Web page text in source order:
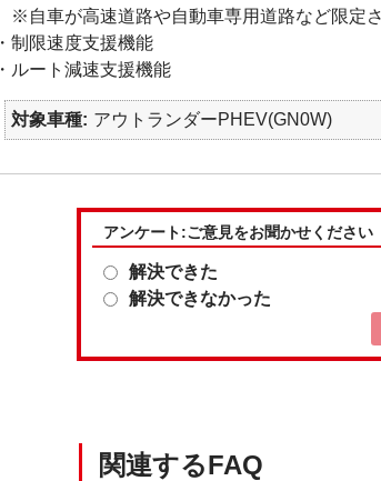
※自車が高速道路や自動車専用道路など限定
・制限速度支援機能
・ルート減速支援機能
対象車種 アウトランダーPHEV(GN0W)
アンケート:ご意見をお聞かせください
解決できた
解決できなかった
関連するFAQ